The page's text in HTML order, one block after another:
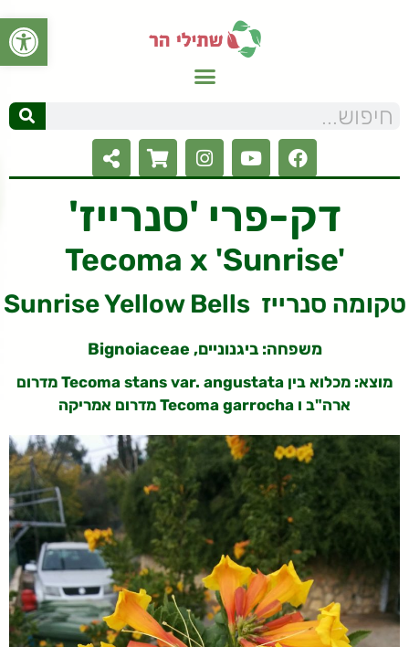
פתח
דק-פרי 'סנרייז'
Tecoma x 'Sunrise'
Sunrise Yellow Bells טקומה סנרייז
משפחה: ביגנוניים, Bignoiaceae
מוצא: מכלוא בין Tecoma stans var. angustata מדרום
ארה"ב ו Tecoma garrocha מדרום אמריקה